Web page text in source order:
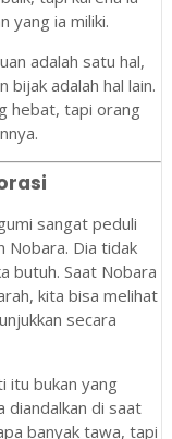
yang ia miliki.
adalah satu hal,
bijak adalah hal lain.
hebat, tapi orang
sangat peduli
Nobara. Dia tidak
butuh. Saat Nobara
kita bisa melihat
secara
itu bukan yang
diandalkan di saat
banyak tawa, tapi